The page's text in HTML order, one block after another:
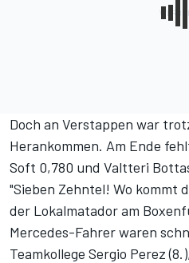
Doch an Verstappen war
Herankommen. Am Ende
Soft 0,780 und Valtteri
"Sieben Zehntel! Wo kommt
der Lokalmatador am
Mercedes-Fahrer waren
Teamkollege Sergio Perez